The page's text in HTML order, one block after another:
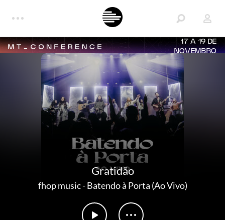
17 A 19 DE
NOVEMBRO
Gratidão
fhop music-Batendo à Porta (Ao Vivo)